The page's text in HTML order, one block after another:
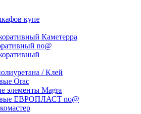
купе
Каметерра
no@
/ Клей
Orac
элементы Magra
ЕВРОПЛАСТ no@